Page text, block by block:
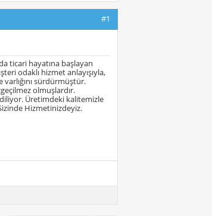
#1
ticari hayatına başlayan
odaklı hizmet anlayışıyla,
sürdürmüştür.
olmuşlardır.
Üretimdeki kalitemizle
Hizmetinizdeyiz.